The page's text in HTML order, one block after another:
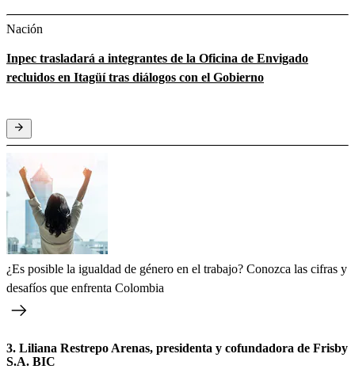
Nación
Inpec trasladará a integrantes de la Oficina de Envigado
recluidos en Itagüí tras diálogos con el Gobierno
¿Es posible la igualdad de género en el trabajo? Conozca las cifras y
desafíos que enfrenta Colombia
3. Liliana Restrepo Arenas, presidenta y cofundadora de Frisby
S.A. BIC